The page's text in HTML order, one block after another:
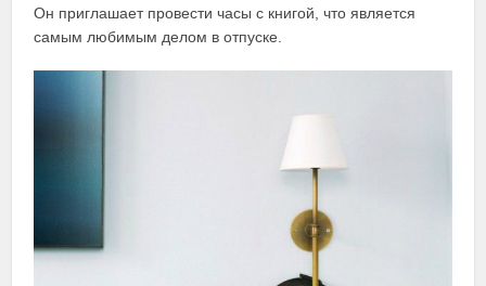
Он приглашает провести часы с книгой, что является
самым любимым делом в отпуске.